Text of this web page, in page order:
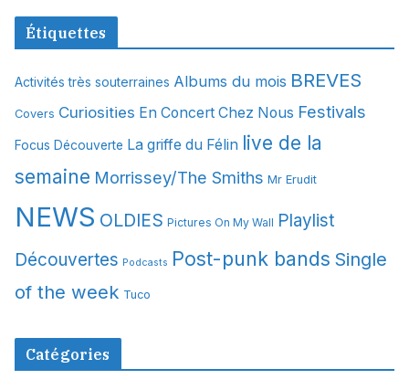
c
v
e
Étiquettes
Activités très souterraines Albums du mois BREVES
Covers Curiosities En Concert Chez Nous Festivals
Focus Découverte La griffe du Félin live de la
semaine Morrissey/The Smiths Mr Erudit
NEWS OLDIES Pictures On My Wall Playlist
Découvertes Podcasts Post-punk bands Single
of the week Tuco
Catégories